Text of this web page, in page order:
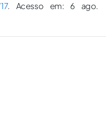
. Acesso em: 6 ago.